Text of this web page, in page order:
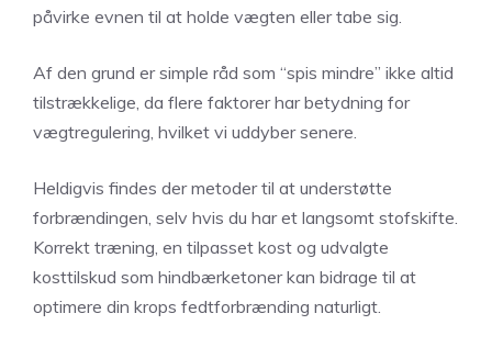
påvirke evnen til at holde vægten eller tabe sig.
Af den grund er simple råd som “spis mindre” ikke altid
tilstrækkelige, da flere faktorer har betydning for
vægtregulering, hvilket vi uddyber senere.
Heldigvis findes der metoder til at understøtte
forbrændingen, selv hvis du har et langsomt stofskifte.
Korrekt træning, en tilpasset kost og udvalgte
kosttilskud som hindbærketoner kan bidrage til at
optimere din krops fedtforbrænding naturligt.